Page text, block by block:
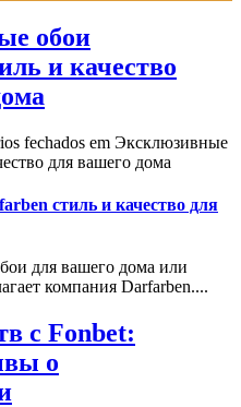
обои
и качество
fechados em Эксклюзивные
для вашего дома
стиль и качество для
для вашего дома или
компания Darfarben....
с Fonbet:
о